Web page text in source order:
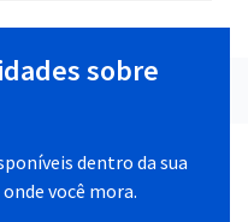
sobre
dentro da sua
você mora.